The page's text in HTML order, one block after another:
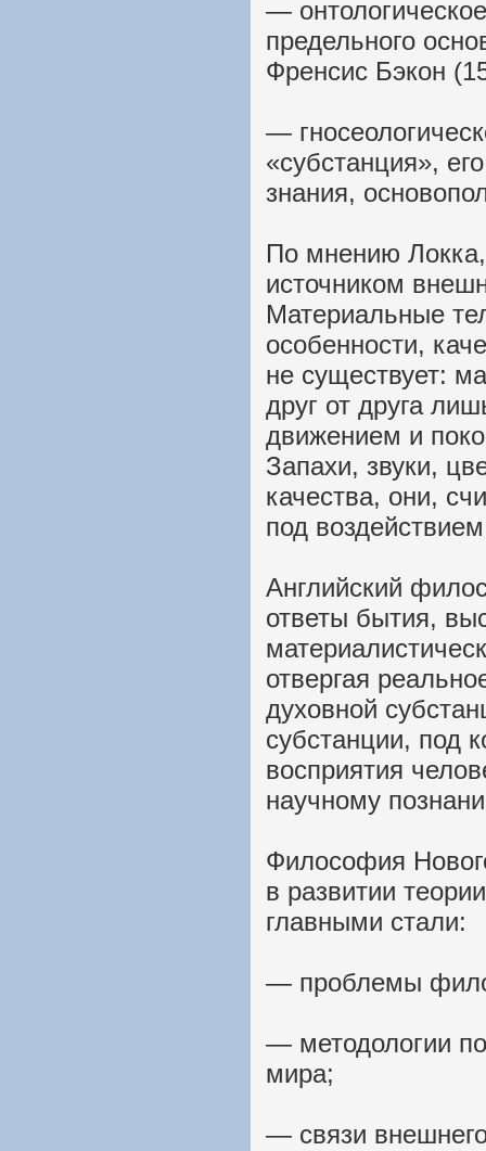
—
предельного
Френсис Бэкон
—
«субстанция»,
знания,
По мнению
источником
Материальные
особенности,
не существует:
друг от друга
движением и
Запахи, звуки,
качества, они,
под
Английский
ответы бытия,
отвергая
духовной
субстанции, под
восприятия
научному
Философия
в развитии
главными стали:
— проблемы
— методологии
мира;
— связи